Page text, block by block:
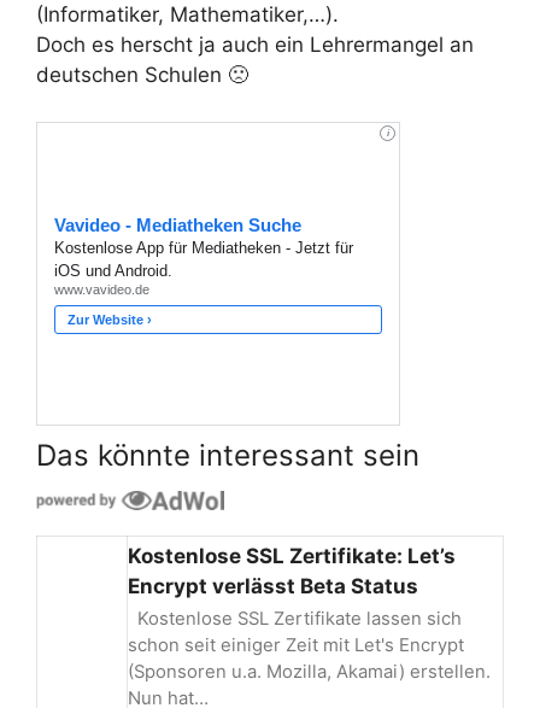
(Informatiker, Mathematiker,…).
Doch es herscht ja auch ein Lehrermangel an
deutschen Schulen 🙁
Das könnte interessant sein
Kostenlose SSL Zertifikate: Let’s
Encrypt verlässt Beta Status
Kostenlose SSL Zertifikate lassen sich
schon seit einiger Zeit mit Let's Encrypt
(Sponsoren u.a. Mozilla, Akamai) erstellen.
Nun hat…